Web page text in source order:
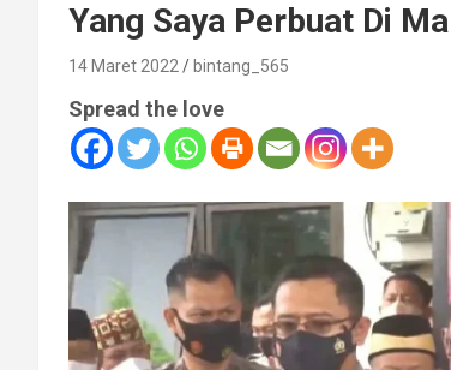
Yang Saya Perbuat Di
14 Maret 2022 bintang_565
Spread the love